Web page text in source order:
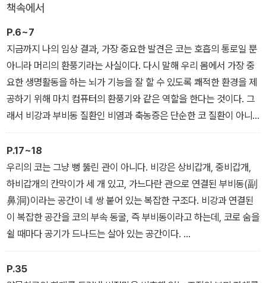
책속에서
P.6~7
지금까지 나의 임상 결과, 가장 중요한 발견은 코는 호흡의 통로일 뿐
아니라 머리의 환풍기라는 사실이다. 다시 말해 우리 몸에서 가장 중
요한 생명활동을 하는 뇌가 기능을 잘 할 수 있도록 쾌적한 환경을 제
공하기 위해 마치 컴퓨터의 환풍기와 같은 역할을 한다는 것이다. 그
래서 비강과 부비동 질환인 비염과 축농증은 단순한 코 질환이 아니
라 전신의 건강에 직접 영향을 미치는 심각한 질환이라고 말할 수 있
다.
이제까지는 코를 호흡의 통로라고만 생각했기 때문에, 막힌 코는 뚫
어야 하고 염증이 잘 생기는 점막은 제거를 해서라도 염증이 생길 수
없게 만들어내는 것이 콧병의 근본치료라고 생각했다. 하지만 그러한
치료는 완벽하고 중요한 콧속 구조물을 망가뜨리는 치료로 코의 중요
한 기능인 뇌의 열교환장치 기능을 없애는 위험한 치료였다.
P.17~18
우리의 코는 그냥 뻥 뚫린 관이 아니다. 비강은 상비갑개, 중비갑개,
하비갑개의 칸막이가 세 개 있고, 가느다란 관으로 연결된 부비동(副
鼻洞)이라는 공간이 네 쌍 붙어 있는 복잡한 구조다. 비강과 연결된
이 복잡한 공간을 코의 부속 동굴, 즉 부비동이라고 하는데, 코로 숨을
쉴 때마다 공기가 드나드는 살아 있는 공간이다.
다시 말해 이마에 빈 공간(전두동)이 있어서 숨을 쉴 때마다 이마 쪽
으로도 공기가 지나다니고 광대뼈 속(상악동)이 비어 있어서 그 속으
P.35